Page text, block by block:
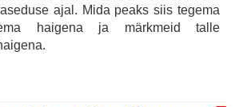
ajal. Mida peaks siis tegema
haigena ja märkmeid talle